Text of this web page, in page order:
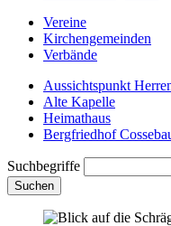
Vereine
Kirchengemeinden
Verbände
Aussichtspunkt
Alte Kapelle
Heimathaus
Bergfriedhof
Suchbegriffe
Suchen